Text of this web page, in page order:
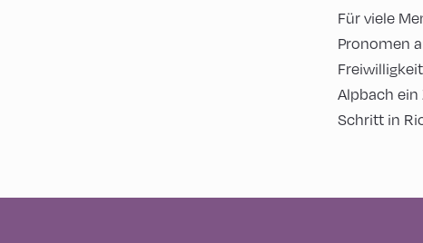
Für viele
Pronomen
Alpbach
Schritt in